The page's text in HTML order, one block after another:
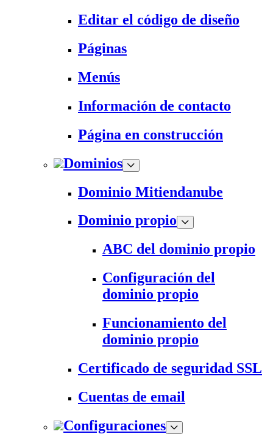
Editar el código de diseño
Páginas
Menús
Información de contacto
Página en construcción
Dominios
Dominio Mitiendanube
Dominio propio
ABC del dominio propio
Configuración del
dominio propio
Funcionamiento del
dominio propio
Certificado de seguridad SSL
Cuentas de email
Configuraciones